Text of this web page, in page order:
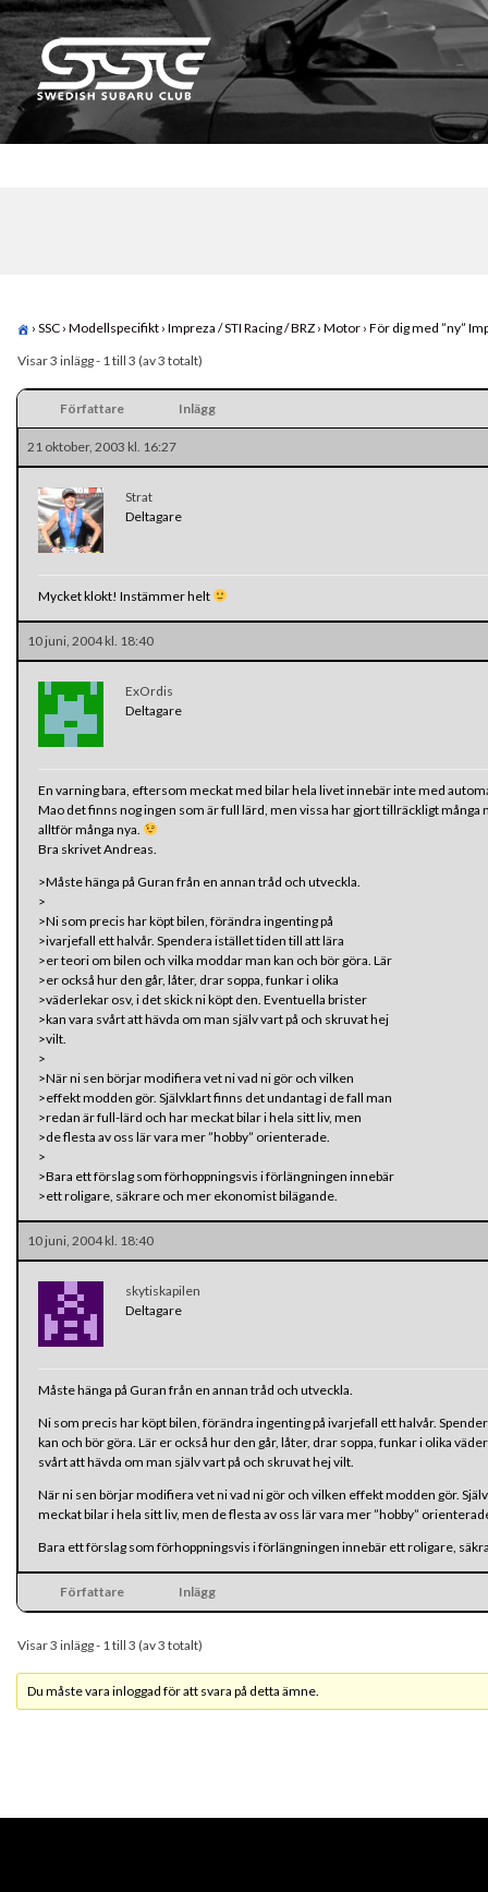
Skip
to
content
Swedish Subaru Club
För oss som älskar Subaru!
› SSC › Modellspecifikt › Impreza / STI Racing / BRZ › Motor › För dig med ”ny”
Visar 3 inlägg - 1 till 3 (av 3 totalt)
Författare Inlägg
21 oktober, 2003 kl. 16:27
Strat
Deltagare
Mycket klokt! Instämmer helt
10 juni, 2004 kl. 18:40
ExOrdis
Deltagare
En varning bara, eftersom meckat med bilar hela livet innebär inte med
Mao det finns nog ingen som är full lärd, men vissa har gjort tillräckligt
alltför många nya.
Bra skrivet Andreas.
>Måste hänga på Guran från en annan tråd och utveckla.
>
>Ni som precis har köpt bilen, förändra ingenting på
>ivarjefall ett halvår. Spendera istället tiden till att lära
>er teori om bilen och vilka moddar man kan och bör göra. Lär
>er också hur den går, låter, drar soppa, funkar i olika
>väderlekar osv, i det skick ni köpt den. Eventuella brister
>kan vara svårt att hävda om man själv vart på och skruvat hej
>vilt.
>
>När ni sen börjar modifiera vet ni vad ni gör och vilken
>effekt modden gör. Självklart finns det undantag i de fall man
>redan är full-lärd och har meckat bilar i hela sitt liv, men
>de flesta av oss lär vara mer ”hobby” orienterade.
>
>Bara ett förslag som förhoppningsvis i förlängningen innebär
>ett roligare, säkrare och mer ekonomist bilägande.
10 juni, 2004 kl. 18:40
skytiskapilen
Deltagare
Måste hänga på Guran från en annan tråd och utveckla.
Ni som precis har köpt bilen, förändra ingenting på ivarjefall ett halvår.
kan och bör göra. Lär er också hur den går, låter, drar soppa, funkar i olika
svårt att hävda om man själv vart på och skruvat hej vilt.
När ni sen börjar modifiera vet ni vad ni gör och vilken effekt modden gör.
meckat bilar i hela sitt liv, men de flesta av oss lär vara mer ”hobby”
Bara ett förslag som förhoppningsvis i förlängningen innebär ett roligare,
Författare Inlägg
Visar 3 inlägg - 1 till 3 (av 3 totalt)
Du måste vara inloggad för att svara på detta ämne.